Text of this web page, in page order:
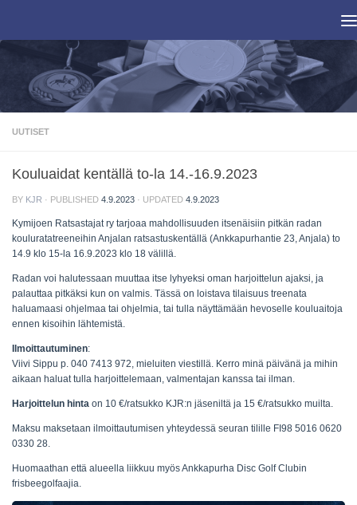
UUTISET
Kouluaidat kentällä to-la 14.-16.9.2023
BY KJR · PUBLISHED 4.9.2023 · UPDATED 4.9.2023
Kymijoen Ratsastajat ry tarjoaa mahdollisuuden itsenäisiin pitkän radan
kouluratatreeneihin Anjalan ratsastuskentällä (Ankkapurhantie 23, Anjala) to
14.9 klo 15-la 16.9.2023 klo 18 välillä.
Radan voi halutessaan muuttaa itse lyhyeksi oman harjoittelun ajaksi, ja
palauttaa pitkäksi kun on valmis. Tässä on loistava tilaisuus treenata
haluamaasi ohjelmaa tai ohjelmia, tai tulla näyttämään hevoselle kouluaitoja
ennen kisoihin lähtemistä.
Ilmoittautuminen:
Viivi Sippu p. 040 7413 972, mieluiten viestillä. Kerro minä päivänä ja mihin
aikaan haluat tulla harjoittelemaan, valmentajan kanssa tai ilman.
Harjoittelun hinta on 10 €/ratsukko KJR:n jäseniltä ja 15 €/ratsukko muilta.
Maksu maksetaan ilmoittautumisen yhteydessä seuran tilille FI98 5016 0620
0330 28.
Huomaathan että alueella liikkuu myös Ankkapurha Disc Golf Clubin
frisbeegolfaajia.